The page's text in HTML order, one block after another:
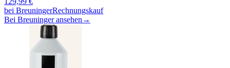
bei BreuningerRechnungskauf
Bei Breuninger ansehen →